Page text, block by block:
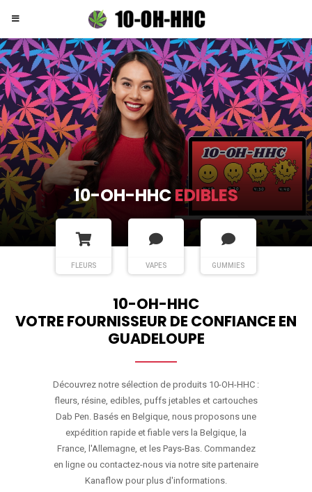
10-OH-HHCEDIBLES
FLEURS VAPES GUMMIES
10-OH-HHC
VOTRE FOURNISSEUR DE CONFIANCE EN
GUADELOUPE
Découvrez notre sélection de produits 10-OH-HHC :
fleurs, résine, edibles, puffs jetables et cartouches
Dab Pen. Basés en Belgique, nous proposons une
expédition rapide et fiable vers la Belgique, la
France, l'Allemagne, et les Pays-Bas. Commandez
en ligne ou contactez-nous via notre site partenaire
Kanaflow pour plus d'informations.